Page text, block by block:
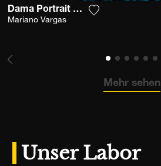
Dama Portrait With Camera
Mariano Vargas
Mehr sehen
Unser Labor